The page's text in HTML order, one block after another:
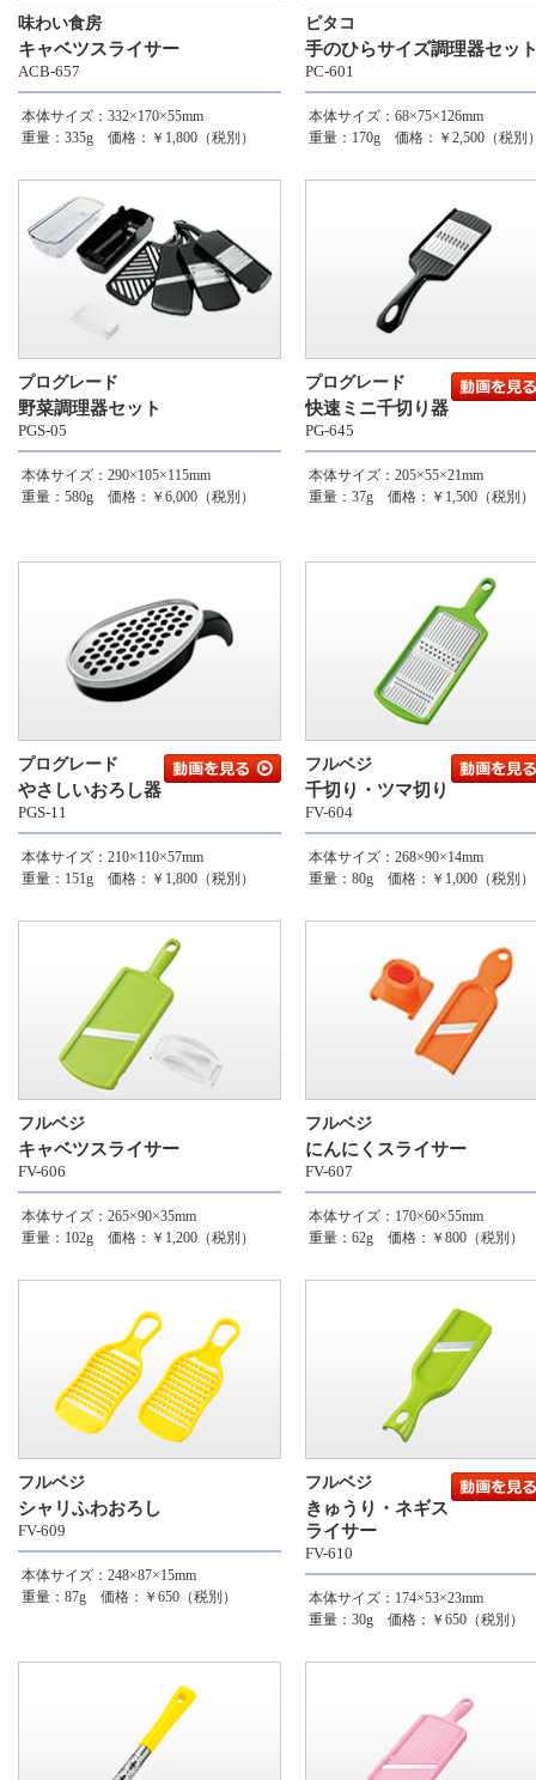
味わい食房
キャベツスライサー
ACB-657
本体サイズ：332×170×55mm
重量：335g 価格：￥1,800（税別）
ピタコ
手のひらサイズ調理器セッ
PC-601
本体サイズ：68×75×126mm
重量：170g 価格：￥2,500（税別
プログレード
野菜調理器セット
PGS-05
本体サイズ：290×105×115mm
重量：580g 価格：￥6,000（税別）
プログレード
快速ミニ千切り器
PG-645
本体サイズ：205×55×21mm
重量：37g 価格：￥1,500（税別）
プログレード
やさしいおろし器
PGS-11
本体サイズ：210×110×57mm
重量：151g 価格：￥1,800（税別）
フルベジ
千切り・ツマ切り
FV-604
本体サイズ：268×90×14mm
重量：80g 価格：￥1,000（税別）
フルベジ
キャベツスライサー
FV-606
本体サイズ：265×90×35mm
重量：102g 価格：￥1,200（税別）
フルベジ
にんにくスライサー
FV-607
本体サイズ：170×60×55mm
重量：62g 価格：￥800（税別）
フルベジ
シャリふわおろし
FV-609
本体サイズ：248×87×15mm
重量：87g 価格：￥650（税別）
フルベジ
きゅうり・ネギス
ライサー
FV-610
本体サイズ：174×53×23mm
重量：30g 価格：￥650（税別）